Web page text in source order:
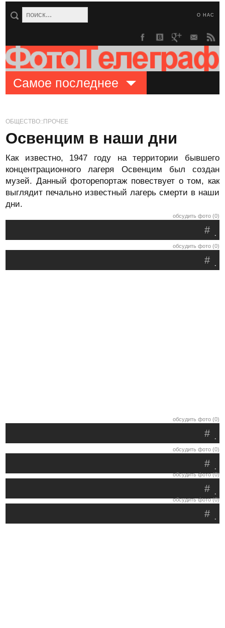
О НАС
Самое последнее
ОБЩЕСТВО::ПРОЧЕЕ
Освенцим в наши дни
Как известно, 1947 году на территории бывшего
концентрационного лагеря Освенцим был создан
музей. Данный фоторепортаж повествует о том, как
выглядит печально известный лагерь смерти в наши
дни.
обсудить фото (0)
.
#
обсудить фото (0)
.
#
обсудить фото (0)
.
#
обсудить фото (0)
.
#
обсудить фото (0)
.
#
обсудить фото (0)
.
#